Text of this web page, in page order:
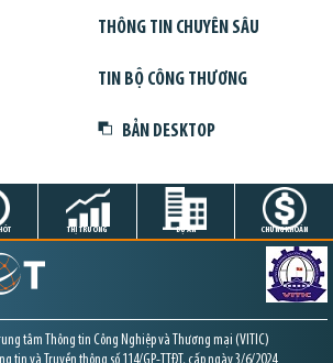
THÔNG TIN CHUYÊN SÂU
TIN BỘ CÔNG THƯƠNG
BẢN DESKTOP
THỊ TRƯỜNG DỰ ÁN CHỨNG KHOÁN
tâm Thông tin Công Nghiệp và Thương mại (VITIC)